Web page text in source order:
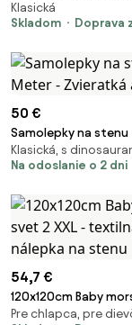
textilná nálepka na
Klasická
Skladom
Doprava
50 €
Samolepky na
Zvieratká a kopce
Klasická, s
Na odoslanie o 2 dni
54,7 €
120x120cm Baby
XXL - textilná
Pre chlapca, pre